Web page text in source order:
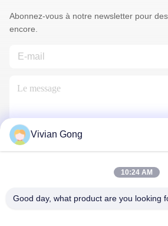
Abonnez-vous à notre newsletter pour
encore.
Nous Contacter
Vivian Gong
10:24 AM
Good day, what product are you looking